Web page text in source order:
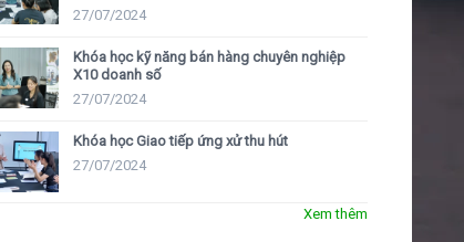
27/07/2024
Khóa học kỹ năng bán hàng chuyên nghiệp
X10 doanh số
27/07/2024
Khóa học Giao tiếp ứng xử thu hút
27/07/2024
Xem thêm